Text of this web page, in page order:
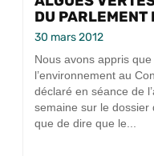
DU PARLEMENT
30 mars 2012
Nous avons appris
l’environnement au
déclaré en séance de
semaine sur le dossier
que de dire que le...